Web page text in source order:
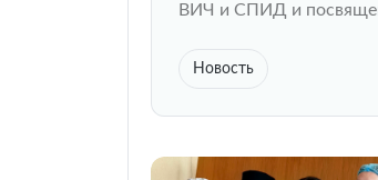
ВИЧ и СПИД и
Новость